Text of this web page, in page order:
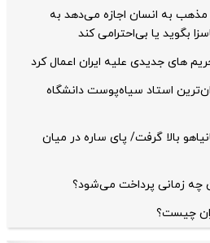
مذهب به انسان اجازه می‌دهد به
بگوید یا بی‌احترامی کند
های جدیدی علیه ایران اعمال کرد
استاد سیاه‌پوست دانشگاه
بالا گرفت/ پای ساره در میان
چه زمانی پرداخت می‌شود؟
چیست؟